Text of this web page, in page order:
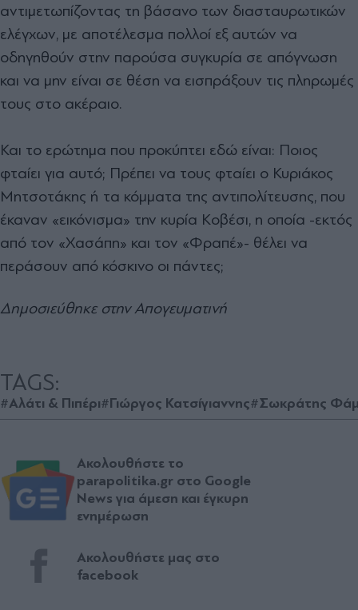
αντιμετωπίζοντας τη βάσανο των διασταυρωτικών
ελέγχων, με αποτέλεσμα πολλοί εξ αυτών να
οδηγηθούν στην παρούσα συγκυρία σε απόγνωση
και να μην είναι σε θέση να εισπράξουν τις πληρωμές
τους στο ακέραιο.
Και το ερώτημα που προκύπτει εδώ είναι: Ποιος
φταίει για αυτό; Πρέπει να τους φταίει ο Κυριάκος
Μητσοτάκης ή τα κόμματα της αντιπολίτευσης, που
έκαναν «εικόνισμα» την κυρία Κοβέσι, η οποία -εκτός
από τον «Χασάπη» και τον «Φραπέ»- θέλει να
περάσουν από κόσκινο οι πάντες;
Δημοσιεύθηκε στην Απογευματινή
TAGS:
#Αλάτι & Πιπέρι#Γιώργος Κατσίγιαννης#Σωκράτης
Ακολουθήστε το
parapolitika.gr στο Google
News για άμεση και έγκυρη
ενημέρωση
Ακολουθήστε μας στο
facebook